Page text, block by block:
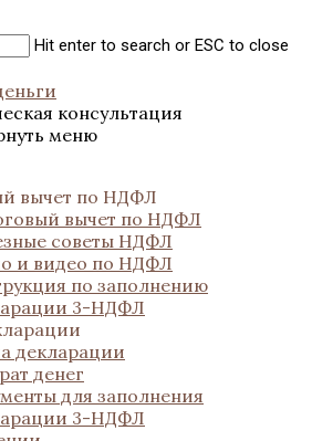
Hit enter to search or ESC to close
консультация
меню
вычет по НДФЛ
вычет по НДФЛ
советы НДФЛ
и видео по НДФЛ
по заполнению
3-НДФЛ
декларации
денег
для заполнения
3-НДФЛ